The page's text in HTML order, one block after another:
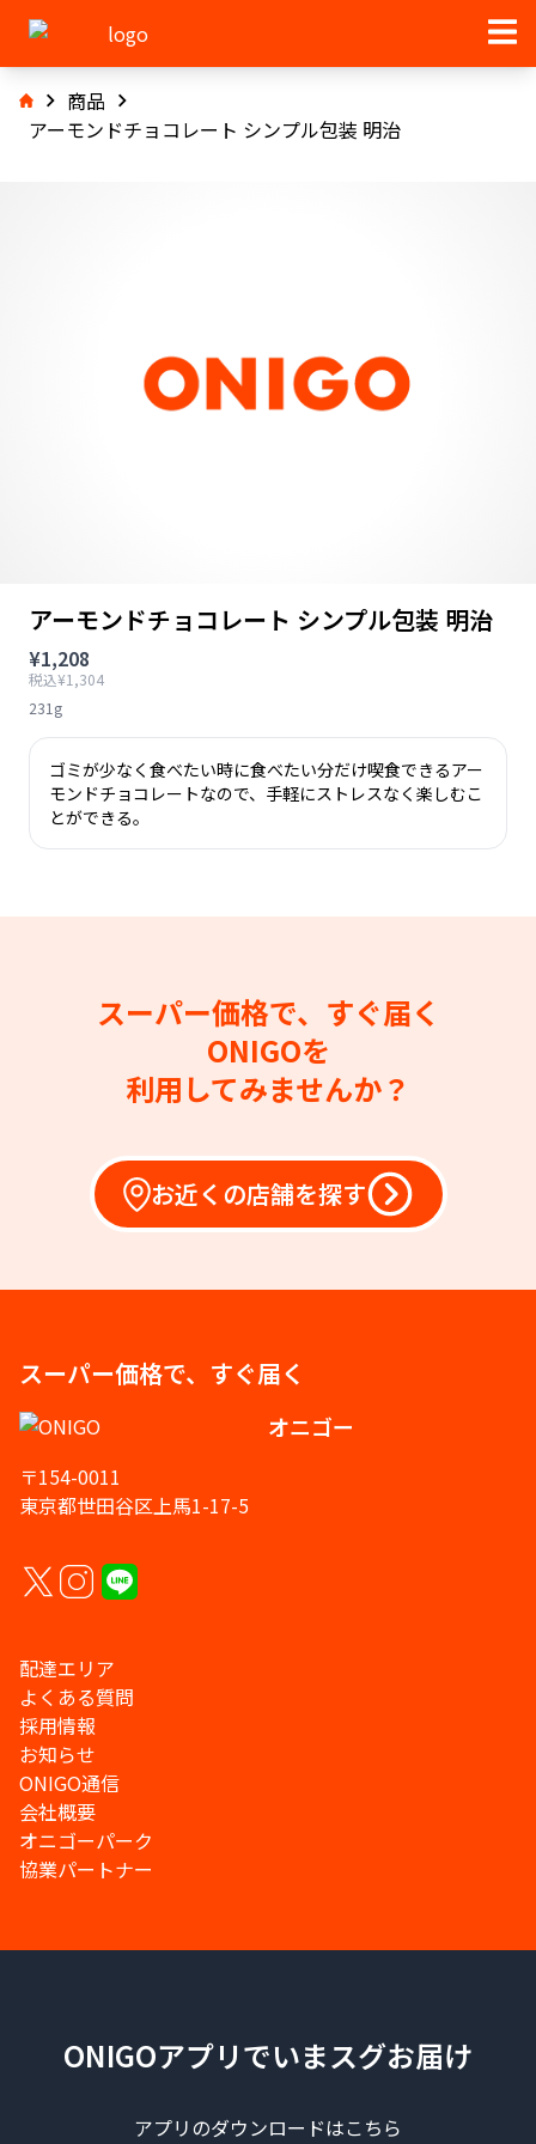
商品
アーモンドチョコレート シンプル包装 明治
アーモンドチョコレート シンプル包装 明治
¥1,208
税込¥1,304
231g
ゴミが少なく食べたい時に食べたい分だけ喫食できるアー
モンドチョコレートなので、手軽にストレスなく楽しむこ
とができる。
スーパー価格で、すぐ届く
ONIGOを
利用してみませんか？
お近くの店舗を探す
スーパー価格で、すぐ届く
オニゴー
〒154-0011
東京都世田谷区上馬1-17-5
配達エリア
よくある質問
採用情報
お知らせ
ONIGO通信
会社概要
オニゴーパーク
協業パートナー
ONIGOアプリでいまスグお届け
アプリのダウンロードはこちら